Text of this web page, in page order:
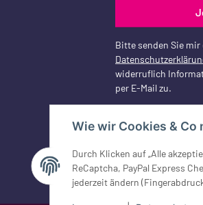
Wie wir Cookies & Co
Durch Klicken auf „Alle
ReCaptcha, PayPal Express
jederzeit ändern
Bitte senden Sie
widerruflich
per E-Mail zu.